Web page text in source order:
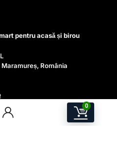
0
pentru acasă și birou
România